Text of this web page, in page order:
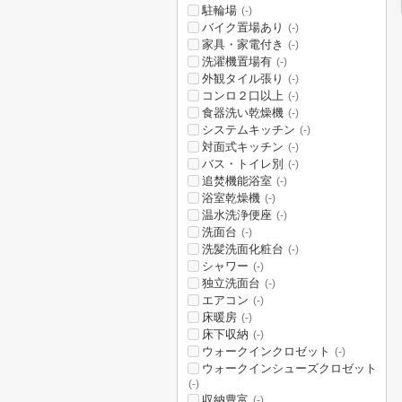
駐輪場 (-)
バイク置場あり (-)
家具・家電付き (-)
洗濯機置場有 (-)
外観タイル張り (-)
コンロ２口以上 (-)
食器洗い乾燥機 (-)
システムキッチン (-)
対面式キッチン (-)
バス・トイレ別 (-)
追焚機能浴室 (-)
浴室乾燥機 (-)
温水洗浄便座 (-)
洗面台 (-)
洗髪洗面化粧台 (-)
シャワー (-)
独立洗面台 (-)
エアコン (-)
床暖房 (-)
床下収納 (-)
ウォークインクロゼット (-)
ウォークインシューズクロゼット
(-)